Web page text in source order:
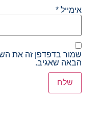
אימייל*
שמור בדפדפן זה את
הבאה שאגיב.